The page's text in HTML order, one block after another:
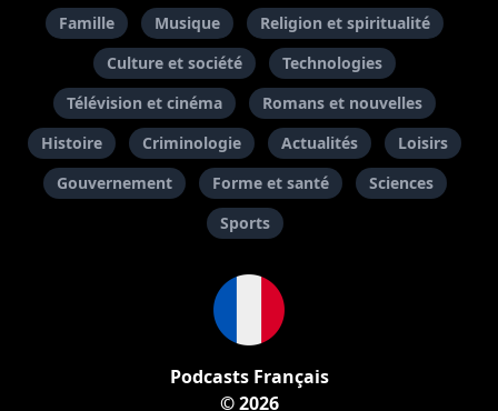
Famille
Musique
Religion et spiritualité
Culture et société
Technologies
Télévision et cinéma
Romans et nouvelles
Histoire
Criminologie Actualités
Loisirs
Gouvernement
Forme et santé
Sciences
Sports
Podcasts Français
© 2026